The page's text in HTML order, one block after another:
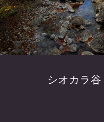
シオカラ谷